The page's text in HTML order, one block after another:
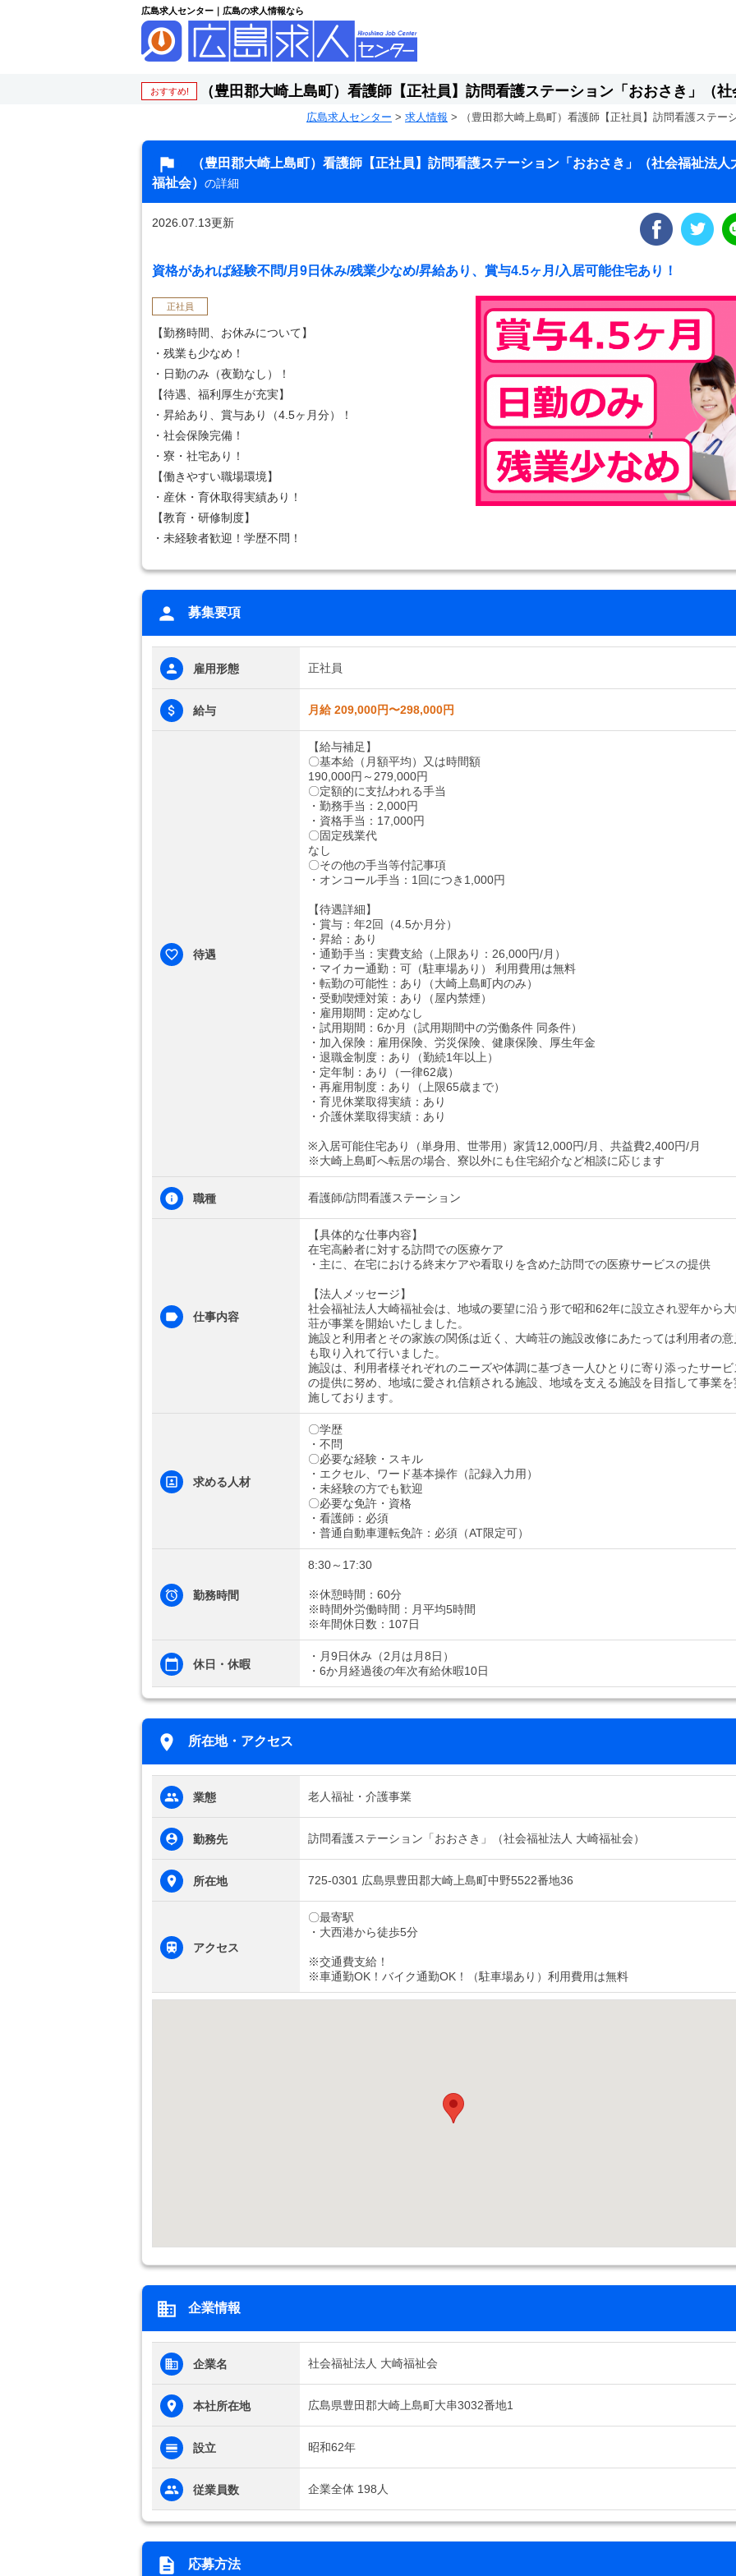
広島求人センター｜広島の求人情報なら
おすすめ! （豊田郡大崎上島町）看護師【正社員】訪問看護ステーション「おおさき」（社
広島求人センター > 求人情報 > （豊田郡大崎上島町）看護師【正社員】訪問看護ステー
（豊田郡大崎上島町）看護師【正社員】訪問看護ステーション「おおさき」（社会福祉法人
福祉会） の詳細
2026.07.13更新
資格があれば経験不問/月9日休み/残業少なめ/昇給あり、賞与4.5ヶ月/入居可能住宅あり！
正社員
【勤務時間、お休みについて】
・残業も少なめ！
・日勤のみ（夜勤なし）！
【待遇、福利厚生が充実】
・昇給あり、賞与あり（4.5ヶ月分）！
・社会保険完備！
・寮・社宅あり！
【働きやすい職場環境】
・産休・育休取得実績あり！
【教育・研修制度】
・未経験者歓迎！学歴不問！
募集要項
雇用形態 正社員
給与 月給 209,000円〜298,000円
待遇
【給与補足】
〇基本給（月額平均）又は時間額
190,000円～279,000円
〇定額的に支払われる手当
・勤務手当：2,000円
・資格手当：17,000円
〇固定残業代
なし
〇その他の手当等付記事項
・オンコール手当：1回につき1,000円
【待遇詳細】
・賞与：年2回（4.5か月分）
・昇給：あり
・通勤手当：実費支給（上限あり：26,000円/月）
・マイカー通勤：可（駐車場あり） 利用費用は無料
・転勤の可能性：あり（大崎上島町内のみ）
・受動喫煙対策：あり（屋内禁煙）
・雇用期間：定めなし
・試用期間：6か月（試用期間中の労働条件 同条件）
・加入保険：雇用保険、労災保険、健康保険、厚生年金
・退職金制度：あり（勤続1年以上）
・定年制：あり（一律62歳）
・再雇用制度：あり（上限65歳まで）
・育児休業取得実績：あり
・介護休業取得実績：あり
※入居可能住宅あり（単身用、世帯用）家賃12,000円/月、共益費2,400円/月
※大崎上島町へ転居の場合、寮以外にも住宅紹介など相談に応じます
職種 看護師/訪問看護ステーション
仕事内容
【具体的な仕事内容】
在宅高齢者に対する訪問での医療ケア
・主に、在宅における終末ケアや看取りを含めた訪問での医療サービスの提供
【法人メッセージ】
社会福祉法人大崎福祉会は、地域の要望に沿う形で昭和62年に設立され翌年から
荘が事業を開始いたしました。
施設と利用者とその家族の関係は近く、大崎荘の施設改修にあたっては利用者の意
も取り入れて行いました。
施設は、利用者様それぞれのニーズや体調に基づき一人ひとりに寄り添ったサービ
の提供に努め、地域に愛され信頼される施設、地域を支える施設を目指して事業を
施しております。
求める人材
〇学歴
・不問
〇必要な経験・スキル
・エクセル、ワード基本操作（記録入力用）
・未経験の方でも歓迎
〇必要な免許・資格
・看護師：必須
・普通自動車運転免許：必須（AT限定可）
勤務時間
8:30～17:30
※休憩時間：60分
※時間外労働時間：月平均5時間
※年間休日数：107日
休日・休暇
・月9日休み（2月は月8日）
・6か月経過後の年次有給休暇10日
所在地・アクセス
業態 老人福祉・介護事業
勤務先 訪問看護ステーション「おおさき」（社会福祉法人 大崎福祉会）
所在地 725-0301 広島県豊田郡大崎上島町中野5522番地36
アクセス
〇最寄駅
・大西港から徒歩5分
※交通費支給！
※車通勤OK！バイク通勤OK！（駐車場あり）利用費用は無料
企業情報
企業名 社会福祉法人 大崎福祉会
本社所在地 広島県豊田郡大崎上島町大串3032番地1
設立 昭和62年
従業員数 企業全体 198人
応募方法